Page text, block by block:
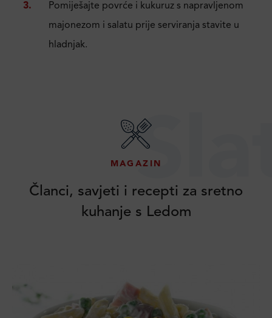
Pomiješajte povrće i kukuruz s napravljenom
majonezom i salatu prije serviranja stavite u
hladnjak.
MAGAZIN
Članci, savjeti i recepti za sretno
kuhanje s Ledom